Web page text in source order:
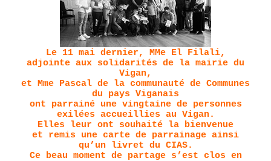
Le 11 mai dernier, MMe El Filali,
adjointe aux solidarités de la mairie du
Vigan,
et Mme Pascal de la communauté de Communes
du pays Viganais
ont parrainé une vingtaine de personnes
exilées accueillies au Vigan.
Elles leur ont souhaité la bienvenue
et remis une carte de parrainage ainsi
qu’un livret du CIAS.
Ce beau moment de partage s’est clos en